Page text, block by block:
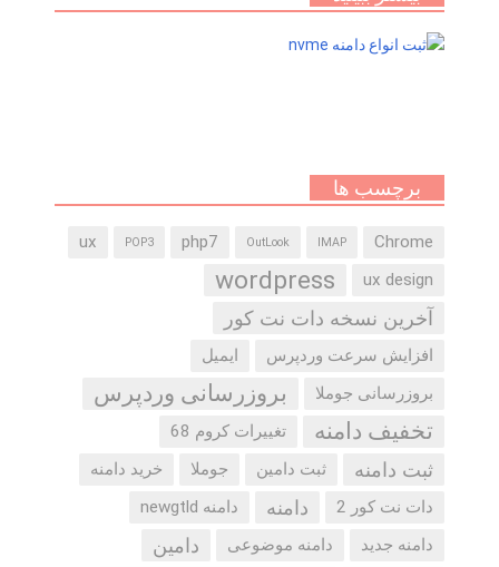
برچسب ها
Chrome
IMAP
OutLook
php7
POP3
ux
ux design
wordpress
آخرین نسخه دات نت کور
افزایش سرعت وردپرس
ایمیل
بروزرسانی جوملا
بروزرسانی وردپرس
تخفیف دامنه
تغییرات کروم 68
ثبت دامنه ثبت دامین جوملا
خرید دامنه
دات نت کور 2
دامنه
دامنه newgtld
دامنه جدید
دامنه موضوعی دامین